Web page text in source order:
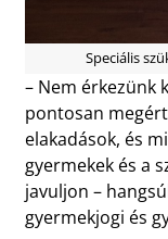
Speciális
– Nem érkezünk
pontosan
elakadások, és
gyermekek és a
javuljon –
gyermekjogi és